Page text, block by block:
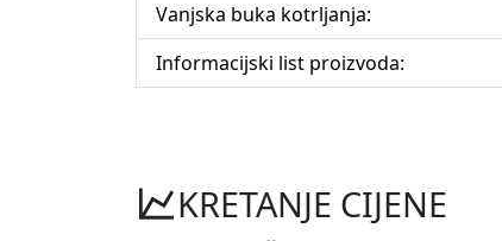
Vanjska buka kotrljanja:
Informacijski list proizvoda:
KRETANJE CIJENE